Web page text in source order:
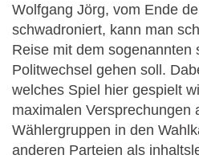
Wolfgang Jörg, vom Ende
schwadroniert, kann man
Reise mit dem sogenannten
Politwechsel gehen soll.
welches Spiel hier gespielt
maximalen Versprechungen
Wählergruppen in den
anderen Parteien als